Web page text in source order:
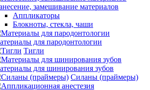
замешивание материалов
Аппликаторы
Блокноты, стекла, чаши
для пародонтологии
Тигли
для шинирования зубов
Силаны (праймеры)